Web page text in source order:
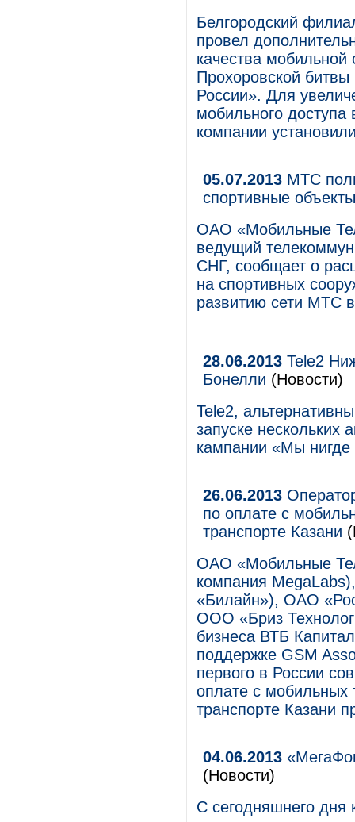
Белгородский
провел
качества мобильной
Прохоровской
России». Для
мобильного доступа
компании
05.07.2013 МТС
спортивные
ОАО «Мобильные
ведущий
СНГ, сообщает о
на спортивных
развитию сети МТС
28.06.2013 Tele2
Бонелли (Новости)
Tele2,
запуске нескольких
кампании «Мы
26.06.2013
по оплате с
транспорте Казани
ОАО «Мобильные
компания
«Билайн»), ОАО
ООО «Бриз
бизнеса ВТБ
поддержке GSM
первого в России
оплате с мобильных
транспорте Казани
04.06.2013
(Новости)
С сегодняшнего дня